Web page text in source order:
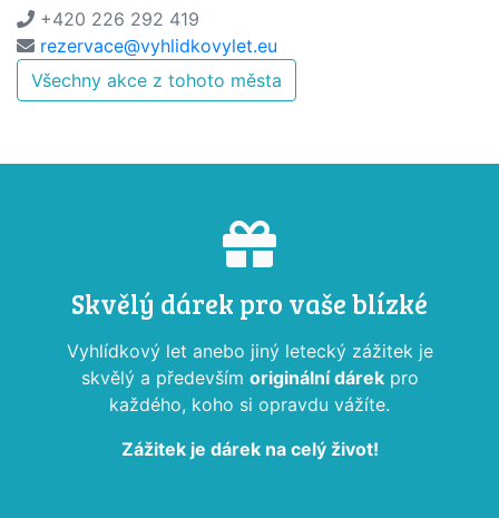
+420 226 292 419
rezervace@vyhlidkovylet.eu
Všechny akce z tohoto města
Skvělý dárek pro vaše blízké
Vyhlídkový let anebo jiný letecký zážitek je
skvělý a především originální dárekpro
každého, koho si opravdu vážíte.
Zážitek je dárek na celý život!